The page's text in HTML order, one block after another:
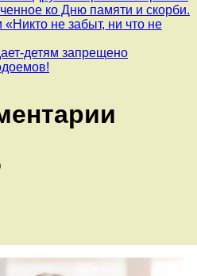
ко Дню памяти и скорби.
не забыт, ни что не
детям запрещено